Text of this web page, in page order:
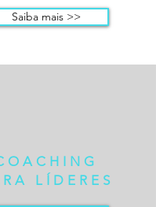
Saiba mais >>
LÍDERES